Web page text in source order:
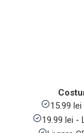
15.99
19.99 lei -